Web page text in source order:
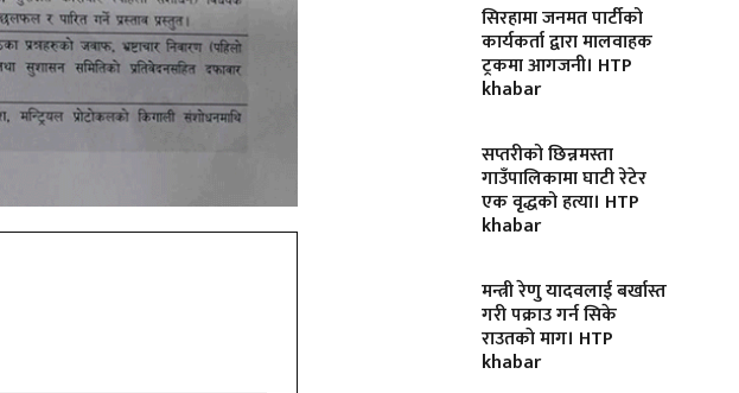
सिरहामा जनमत पार्टीको
कार्यकर्ता द्वारा मालवाहक
ट्रकमा आगजनी। HTP
khabar
सप्तरीको छिन्नमस्ता
गाउँपालिकामा घाटी रेटेर
एक वृद्धको हत्या। HTP
khabar
मन्त्री रेणु यादवलाई बर्खास्त
गरी पक्राउ गर्न सिके
राउतकाे माग। HTP
khabar